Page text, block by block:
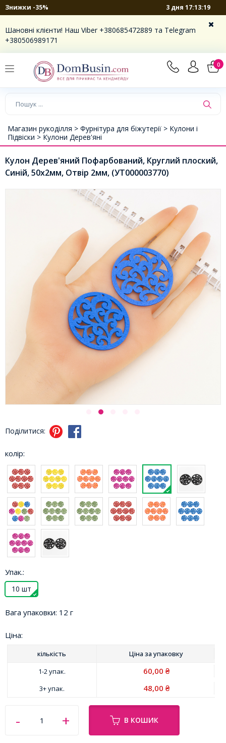
Знижки -35% 3 дня 17:13:18
Шановні клієнти! Наш Viber +380685472889 та Telegram
+380506989171
0
Магазин рукоділля > Фурнітура для біжутерії > Кулони і
Підвіски > Кулони Дерев'яні
Кулон Дерев'яний Пофарбований, Круглий плоский,
Синій, 50х2мм, Отвір 2мм, (УТ000003770)
Поділитися:
колір:
Упак.:
10 шт
Вага упаковки: 12 г
Ціна:
кількість Ціна заупаковку
1-2 упак.
60,00 ₴
3+ упак. 48,00 ₴
В КОШИК